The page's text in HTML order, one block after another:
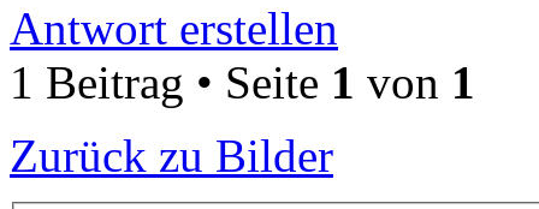
Antwort erstellen
1 Beitrag • Seite 1 von 1
Zurück zu Bilder